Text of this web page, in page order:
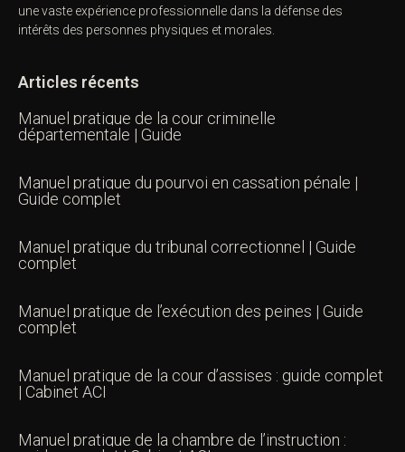
une vaste expérience professionnelle dans la défense des
intérêts des personnes physiques et morales.
Articles récents
Manuel pratique de la cour criminelle
départementale | Guide
Manuel pratique du pourvoi en cassation pénale |
Guide complet
Manuel pratique du tribunal correctionnel | Guide
complet
Manuel pratique de l’exécution des peines | Guide
complet
Manuel pratique de la cour d’assises : guide complet
| Cabinet ACI
Manuel pratique de la chambre de l’instruction :